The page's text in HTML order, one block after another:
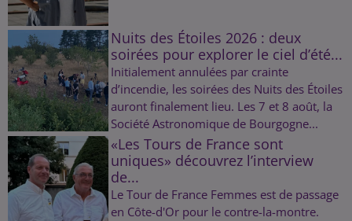
Nuits des Étoiles 2026 : deux
soirées pour explorer le ciel d’été...
Initialement annulées par crainte
d’incendie, les soirées des Nuits des Étoiles
auront finalement lieu. Les 7 et 8 août, la
Société Astronomique de Bourgogne...
«Les Tours de France sont
uniques» découvrez l’interview
de...
Le Tour de France Femmes est de passage
en Côte-d'Or pour le contre-la-montre.